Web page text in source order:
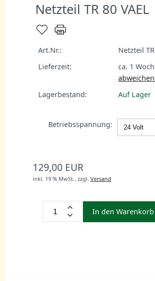
Netzteil TR 80 VAEL
Art.Nr.:
Netzteil
Lieferzeit:
ca. 1
Lagerbestand:
Auf Lager
Betriebsspannung:
129,00 EUR
inkl. 19 % MwSt., zzgl. Versand
In den Warenkorb